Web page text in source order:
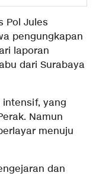
Pol Jules
pengungkapan
laporan
dari Surabaya
yang
Namun
menuju
dan